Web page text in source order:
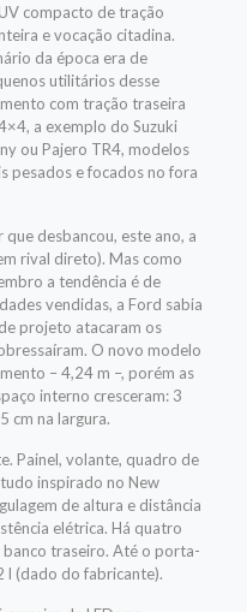
compacto de tração
e vocação citadina.
da época era de
utilitários desse
com tração traseira
a exemplo do Suzuki
ou Pajero TR4, modelos
pesados e focados no fora
desbancou, este ano, a
rival direto). Mas como
a tendência é de
vendidas, a Ford sabia
projeto atacaram os
O novo modelo
– 4,24 m –, porém as
interno cresceram: 3
cm na largura.
Painel, volante, quadro de
inspirado no New
de altura e distância
elétrica. Há quatro
traseiro. Até o porta-
l (dado do fabricante).